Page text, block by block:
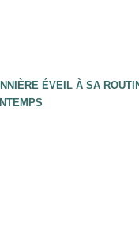
ÉVEIL À SA